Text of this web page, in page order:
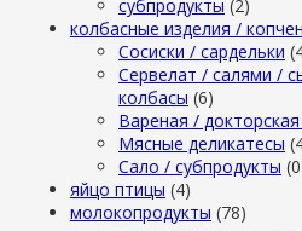
субпродукты (2)
колбасные изделия /
Сосиски / сардельки
Сервелат / салями /
колбасы (6)
Вареная /
Мясные деликатесы
Сало / субпродукты
яйцо птицы (4)
молокопродукты (78)